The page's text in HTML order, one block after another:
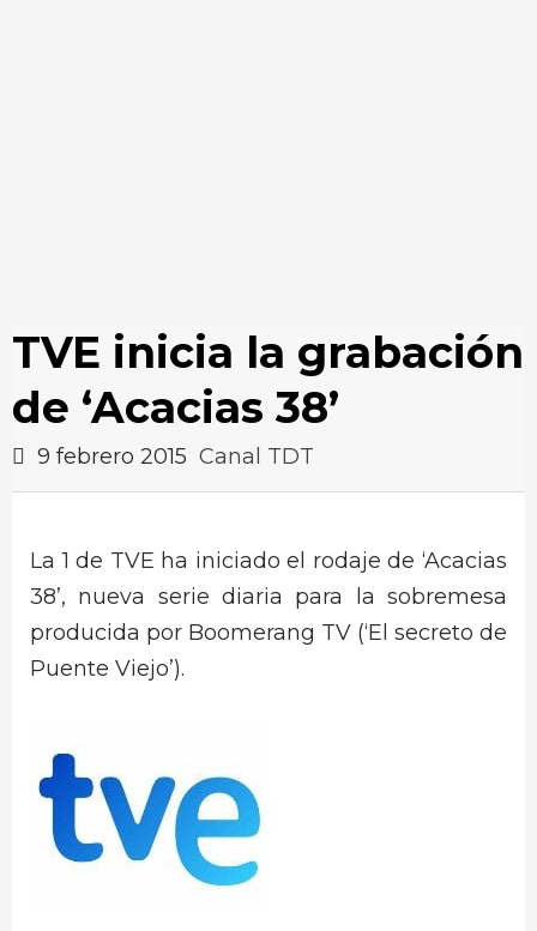
TVE inicia la grabación
de ‘Acacias 38’
9 febrero 2015 Canal TDT
La 1 de TVE ha iniciado el rodaje de ‘Acacias
38’, nueva serie diaria para la sobremesa
producida por Boomerang TV (‘El secreto de
Puente Viejo’).